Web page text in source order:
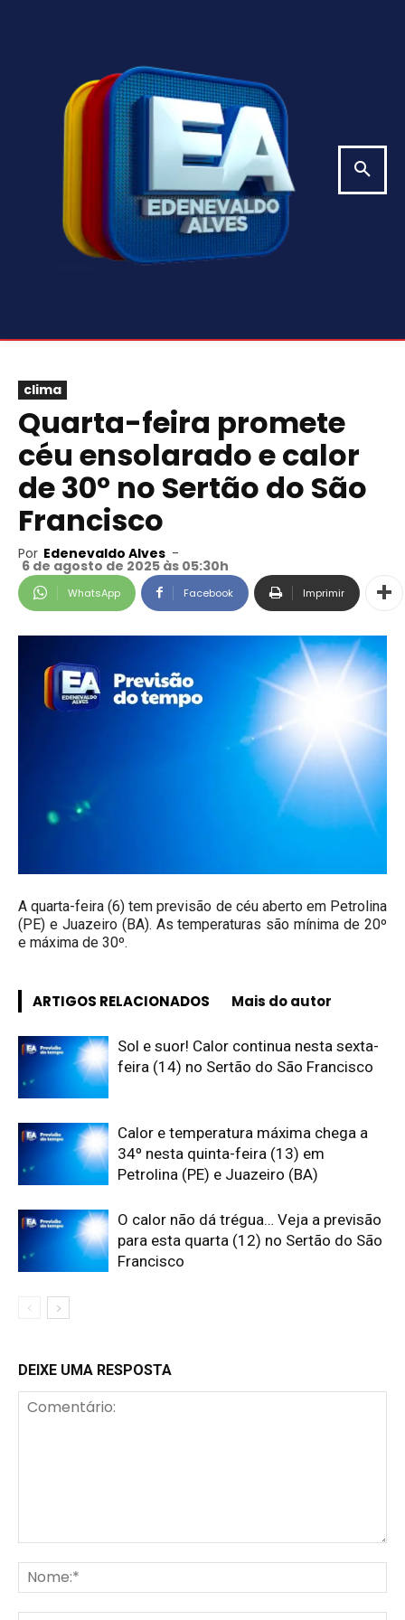
clima
Quarta-feira promete
céu ensolarado e calor
de 30º no Sertão do São
Francisco
Por Edenevaldo Alves -
6 de agosto de 2025 às 05:30h
WhatsApp Facebook Imprimir
A quarta-feira (6) tem previsão de céu aberto em Petrolina
(PE) e Juazeiro (BA). As temperaturas são mínima de 20º
e máxima de 30º.
ARTIGOS RELACIONADOS Mais do autor
Sol e suor! Calor continua nesta sexta-
feira (14) no Sertão do São Francisco
Calor e temperatura máxima chega a
34º nesta quinta-feira (13) em
Petrolina (PE) e Juazeiro (BA)
O calor não dá trégua… Veja a previsão
para esta quarta (12) no Sertão do São
Francisco
DEIXE UMA RESPOSTA